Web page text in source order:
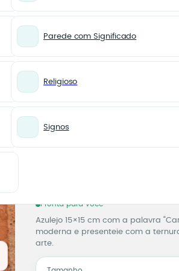
Parede com Significado
Religioso
Signos
Azulejo
Carinho
Azulejo
Pronta para você
Azulejo 15×15 cm com a palavra
moderna e presenteie com a
arte.